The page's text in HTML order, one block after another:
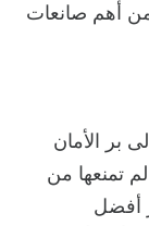
اختارت لكم قائمة لـ 10 من أهم صانعات
بر الأمان
تمنعها من
أفضل